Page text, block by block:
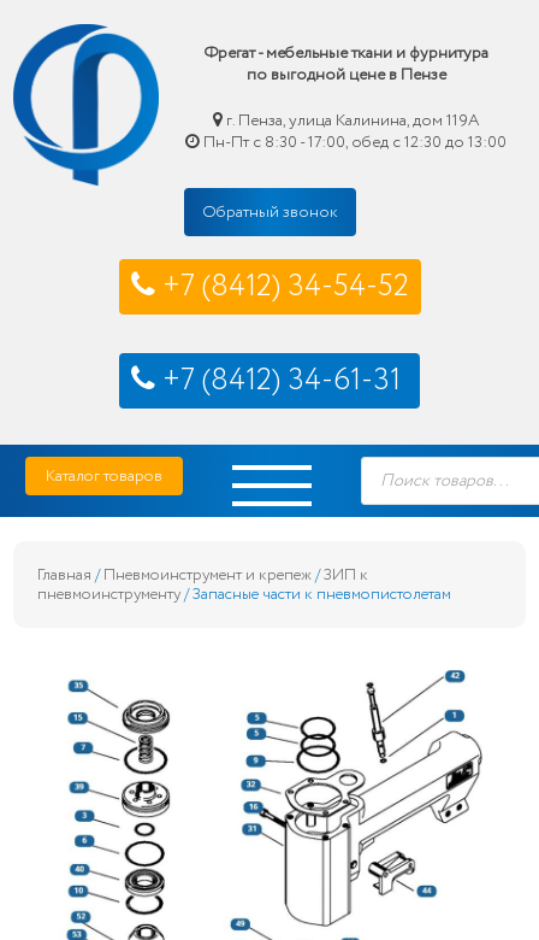
Фрегат - мебельные ткани и фурнитура
по выгодной цене в Пензе
г. Пенза, улица Калинина, дом 119А
Пн-Пт с 8:30 - 17:00, обед с 12:30 до 13:00
Обратный звонок
+7 (8412) 34-54-52
+7 (8412) 34-61-31
Skip
content
Фрегат — мебельные ткани и фурнитура купить по выгодной цене в Пензе
Каталог товаров
Поиск
товаров
Главная /Пневмоинструмент и крепеж/ЗИП к
пневмоинструменту/ Запасные части к пневмопистолетам